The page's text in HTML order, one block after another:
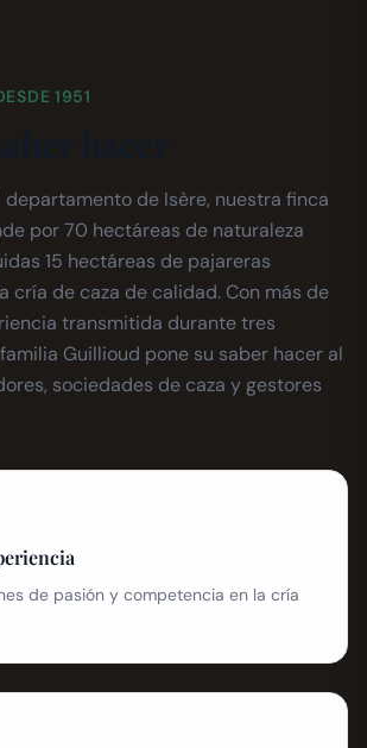
1951
departamento de Isère, nuestra finca
por 70 hectáreas de naturaleza
15 hectáreas de pajareras
cría de caza de calidad. Con más de
transmitida durante tres
Guillioud pone su saber hacer al
sociedades de caza y gestores
de pasión y competencia en la cría